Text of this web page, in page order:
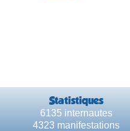
Statistiques
6135 internautes
4323 manifestations